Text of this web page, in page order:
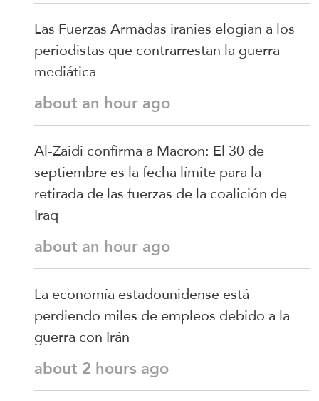
Las Fuerzas Armadas iraníes elogian a los
periodistas que contrarrestan la guerra
mediática
about an hour ago
Al-Zaidi confirma a Macron: El 30 de
septiembre es la fecha límite para la
retirada de las fuerzas de la coalición de
Iraq
about an hour ago
La economía estadounidense está
perdiendo miles de empleos debido a la
guerra con Irán
about 2 hours ago